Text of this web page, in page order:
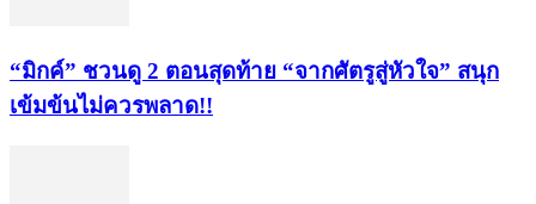
“มิกค์” ชวนดู 2 ตอนสุดท้าย “จากศัตรูสู่หัวใจ” สนุก
เข้มข้นไม่ควรพลาด!!